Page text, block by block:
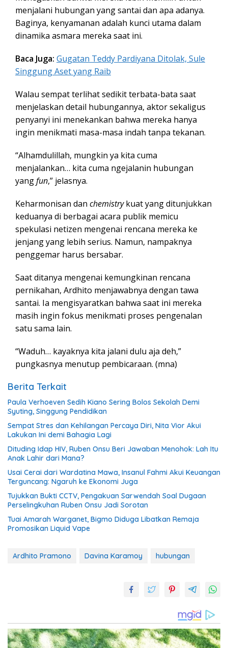
menjalani hubungan yang santai dan apa adanya.
Baginya, kenyamanan adalah kunci utama dalam
dinamika asmara mereka saat ini.
Baca Juga: Gugatan Teddy Pardiyana Ditolak, Sule
Singgung Aset yang Raib
Walau sempat terlihat sedikit terbata-bata saat
menjelaskan detail hubungannya, aktor sekaligus
penyanyi ini menekankan bahwa mereka hanya
ingin menikmati masa-masa indah tanpa tekanan.
“Alhamdulillah, mungkin ya kita cuma
menjalankan… kita cuma ngejalanin hubungan
yangfun,” jelasnya.
Keharmonisan dan chemistrykuat yang ditunjukkan
keduanya di berbagai acara publik memicu
spekulasi netizen mengenai rencana mereka ke
jenjang yang lebih serius. Namun, nampaknya
penggemar harus bersabar.
Saat ditanya mengenai kemungkinan rencana
pernikahan, Ardhito menjawabnya dengan tawa
santai. Ia mengisyaratkan bahwa saat ini mereka
masih ingin fokus menikmati proses pengenalan
satu sama lain.
“Waduh… kayaknya kita jalani dulu aja deh,”
pungkasnya menutup pembicaraan. (mna)
Berita Terkait
Paula Verhoeven Sedih Kiano Sering Bolos Sekolah Demi
Syuting, Singgung Pendidikan
Sempat Stres dan Kehilangan Percaya Diri, Nita Vior Akui
Lakukan Ini demi Bahagia Lagi
Dituding Idap HIV, Ruben Onsu Beri Jawaban Menohok: Lah Itu
Anak Lahir dari Mana?
Usai Cerai dari Wardatina Mawa, Insanul Fahmi Akui Keuangan
Terguncang: Ngaruh ke Ekonomi Juga
Tujukkan Bukti CCTV, Pengakuan Sarwendah Soal Dugaan
Perselingkuhan Ruben Onsu Jadi Sorotan
Tuai Amarah Warganet, Bigmo Diduga Libatkan Remaja
Promosikan Liquid Vape
Ardhito Pramono Davina Karamoy hubungan